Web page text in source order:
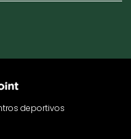
deportivos